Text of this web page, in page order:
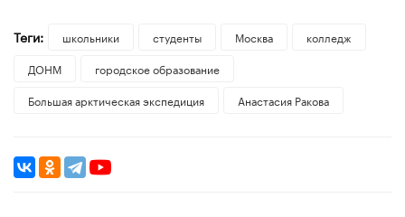
Теги: школьники студенты Москва
колледж
ДОНМ
городское образование
Большая арктическая экспедиция
Анастасия Ракова